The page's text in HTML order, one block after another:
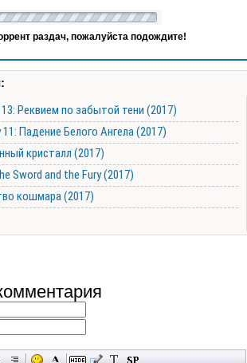
раздач, пожалуйста подождите!
Реквием по забытой тени (2017)
Падение Белого Ангела (2017)
кристалл (2017)
Sword and the Fury (2017)
кошмара (2017)